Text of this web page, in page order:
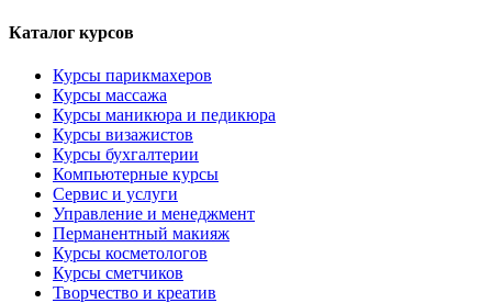
Каталог курсов
Курсы парикмахеров
Курсы массажа
Курсы маникюра и педикюра
Курсы визажистов
Курсы бухгалтерии
Компьютерные курсы
Сервис и услуги
Управление и менеджмент
Перманентный макияж
Курсы косметологов
Курсы сметчиков
Творчество и креатив